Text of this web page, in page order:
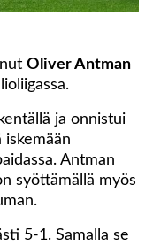
Oliver Antman
ja onnistui
Antman
syöttämällä myös
5-1. Samalla se